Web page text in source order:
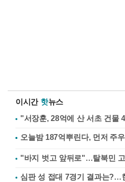
이시간 핫뉴스
"서장훈, 28억에 산 서초 건물
"바지 벗고 앞뒤로"…탈북민
심판 성 접대 7경기 결과는?…